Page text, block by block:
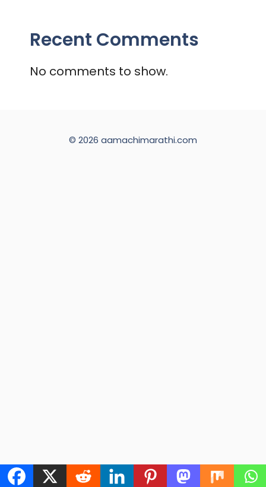
Recent Comments
No comments to show.
© 2026 aamachimarathi.com